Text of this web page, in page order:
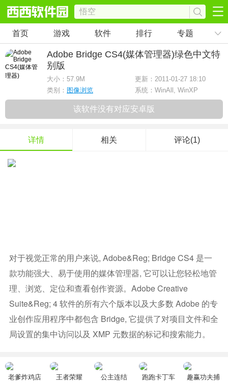
首页 游戏 软件 排行 专题
Adobe Bridge CS4(媒体管理器)绿色中文特
别版
大小： 57.9M
更新：2011-01-27 18:10
类别： 图像浏览 系统：WinAll, WinXP
该软件没有对应安卓版
详情 相关 评论(1)
对于视觉正常的用户来说, Adobe&reg; Bridge CS4 是一
款功能强大、易于使用的媒体管理器, 它可以让您轻松地管
理、浏览、定位和查看创作资源。Adobe Creative
Suite&reg; 4 软件的所有六个版本以及大多数 Adobe 的专
业创作应用程序中都包含 Bridge, 它提供了对项目文件和全
局设置的集中访问以及 XMP 元数据的标记和搜索能力。
老爹炸鸡店
王者荣耀 公主连结 跑跑卡丁车
趣赢功夫捕